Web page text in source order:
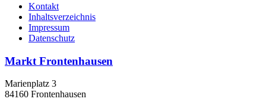
Kontakt
Inhaltsverzeichnis
Impressum
Datenschutz
Markt Frontenhausen
Marienplatz 3
84160 Frontenhausen